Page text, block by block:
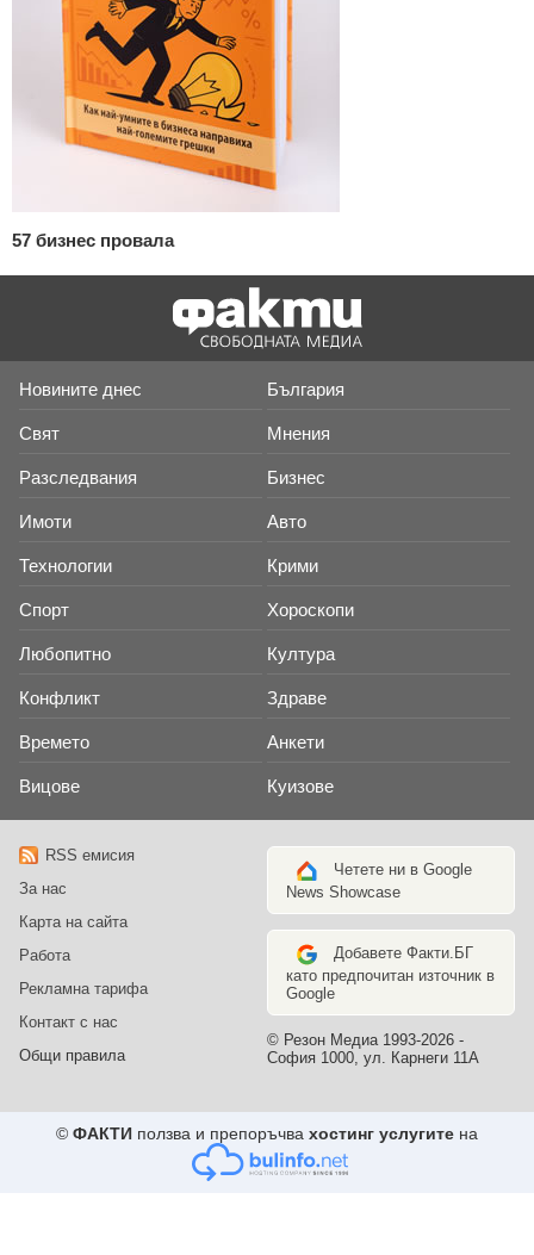
57 бизнес провала
Новините днес България
Свят Мнения
Разследвания Бизнес
Имоти Авто
Технологии Крими
Спорт Хороскопи
Любопитно Култура
Конфликт Здраве
Времето Анкети
Вицове Куизове
RSS емисия
За нас
Карта на сайта
Работа
Рекламна тарифа
Контакт с нас
Общи правила
Четете ни в Google
News Showcase
Добавете Факти.БГ
като предпочитан източник в
Google
© Резон Медиа 1993-2026 -
София 1000, ул. Карнеги 11А
© ФАКТИ ползва и препоръчва хостинг услугите на